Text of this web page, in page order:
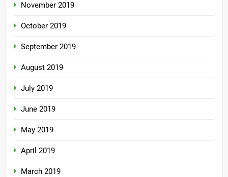
November 2019
October 2019
September 2019
August 2019
July 2019
June 2019
May 2019
April 2019
March 2019